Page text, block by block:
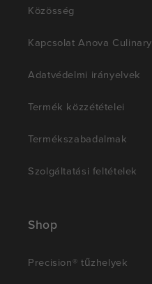
Közösség
Kapcsolat Anova Culinary
Adatvédelmi irányelvek
Termék közzétételei
Termékszabadalmak
Szolgáltatási feltételek
Shop
Precision® tűzhelyek